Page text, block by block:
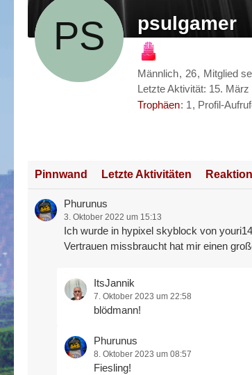
psulgamer
Männlich 26
Mitglied
Letzte Aktivität: 15. März
Trophäen 1 Profil-
Pinnwand Letzte Aktivitäten
Phurunus
3. Oktober 2022 um 15:13
Ich wurde in hypixel skyblock von
Vertrauen missbraucht hat mir einen
ItsJannik
7. Oktober 2023 um 22:58
blödmann!
Phurunus
8. Oktober 2023 um 08:57
Fiesling!